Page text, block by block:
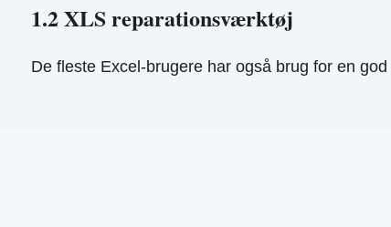
1.2 XLS reparationsværktøj
De fleste Excel-brugere har også brug for en god